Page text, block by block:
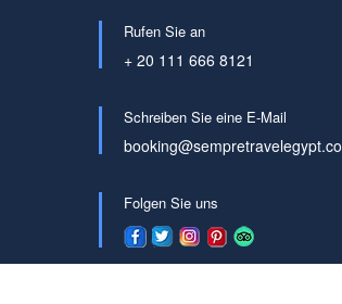
Rufen Sie an
+ 20 111 666 8121
Schreiben Sie eine E-Mail
Folgen Sie uns